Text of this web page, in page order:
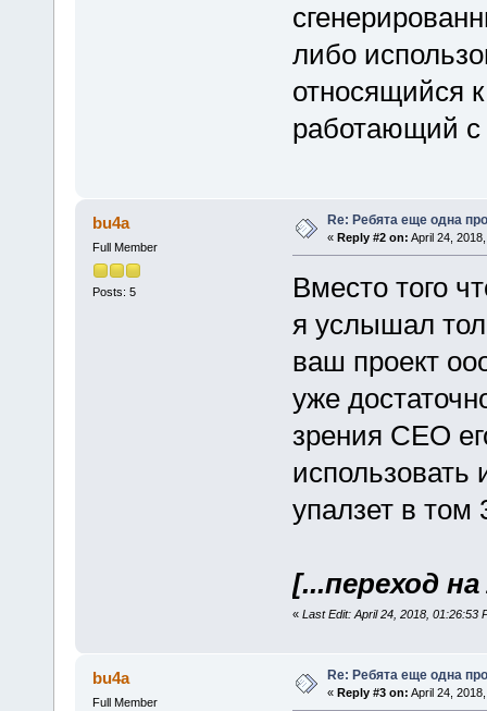
либо
относящийся
работающий с
bu4a
Full Member
Posts: 5
Re: Ребята еще одна
« Reply #2 on: April 24,
Вместо того
я услышал
ваш проект
уже
зрения СЕО
упалзет в том
[...переход
« Last Edit: April 24, 2018, 01:26:53
bu4a
Full Member
Re: Ребята еще одна
« Reply #3 on: April 24,